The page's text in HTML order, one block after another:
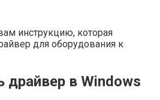
инструкцию, которая
для оборудования к
драйвер в Windows